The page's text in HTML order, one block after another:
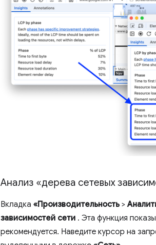
Анализ «дерева сетевых
Вкладка «Производительность>
зависимостей сети . Эта функция
рекомендуется. Наведите курсор на